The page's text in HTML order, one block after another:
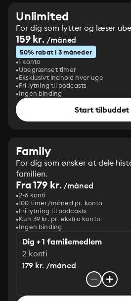
Unlimited
For dig som lytter og læser
159 kr. /måned
50% rabat i 3 måneder
1 konto
Ubegrænset timer
Eksklusivt indhold hver uge
Fri lytning til podcasts
Ingen binding
Start tilbuddet
Family
For dig som ønsker at dele
familien.
Fra 179 kr./måned
2-6 konti
100 timer/måned pr. konto
Fri lytning til podcasts
Kun 39 kr. pr. ekstra konto
Ingen binding
Dig + 1 familiemedlem
2 konti
179 kr. /måned